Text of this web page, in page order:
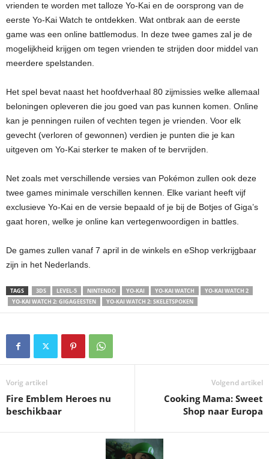
vrienden te worden met talloze Yo-Kai en de oorsprong van de
eerste Yo-Kai Watch te ontdekken. Wat ontbrak aan de eerste
game was een online battlemodus. In deze twee games zal je de
mogelijkheid krijgen om tegen vrienden te strijden door middel van
meerdere spelstanden.
Het spel bevat naast het hoofdverhaal 80 zijmissies welke allemaal
beloningen opleveren die jou goed van pas kunnen komen. Online
kan je penningen ruilen of vechten tegen je vrienden. Voor elk
gevecht (verloren of gewonnen) verdien je punten die je kan
uitgeven om Yo-Kai sterker te maken of te bervrijden.
Net zoals met verschillende versies van Pokémon zullen ook deze
twee games minimale verschillen kennen. Elke variant heeft vijf
exclusieve Yo-Kai en de versie bepaald of je bij de Botjes of Giga’s
gaat horen, welke je online kan vertegenwoordigen in battles.
De games zullen vanaf 7 april in de winkels en eShop verkrijgbaar
zijn in het Nederlands.
TAGS 3DS LEVEL-5 NINTENDO YO-KAI YO-KAI WATCH
YO-KAI WATCH 2
YO-KAI WATCH 2: GIGAGEESTEN
YO-KAI WATCH 2: SKELETSPOKEN
Vorig artikel
Fire Emblem Heroes nu
beschikbaar
Volgend artikel
Cooking Mama: Sweet
Shop naar Europa